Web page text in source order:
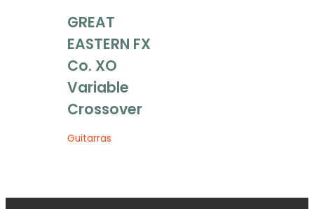
GREAT
EASTERN FX
Co. XO
Variable
Crossover
Guitarras